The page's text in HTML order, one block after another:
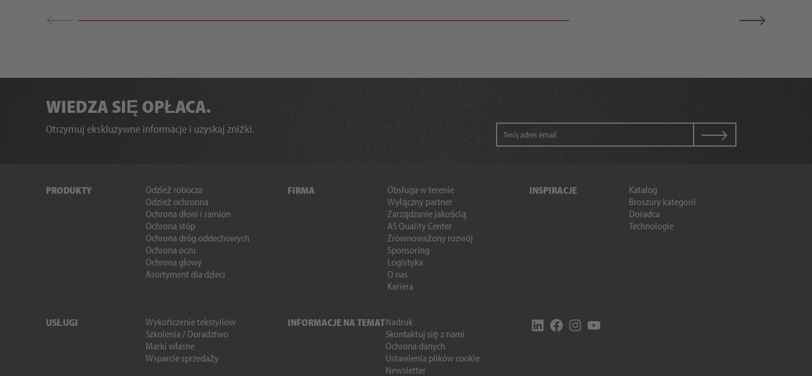
WIEDZA SIĘ OPŁACA.
Otrzymuj ekskluzywne informacje i uzyskaj zniżki.
PRODUKTY
Odzież robocza
Odzież ochronna
Ochrona dłoni i ramion
Ochrona stóp
Ochrona dróg oddechowych
Ochrona oczu
Ochrona głowy
Asortyment dla dzieci
FIRMA
Obsługa w terenie
Wyłączny partner
Zarządzanie jakością
AS Quality Center
Zrównoważony rozwój
Sponsoring
Logistyka
O nas
Kariera
INSPIRACJE
Katalog
Broszury kategorii
Doradca
Technologie
USŁUGI
Wykończenie tekstyliów
Szkolenia / Doradztwo
Marki własne
Wsparcie sprzedaży
INFORMACJE NA TEMATNadruk
Skontaktuj się z nami
Ochrona danych
Ustawienia plików cookie
Newsletter